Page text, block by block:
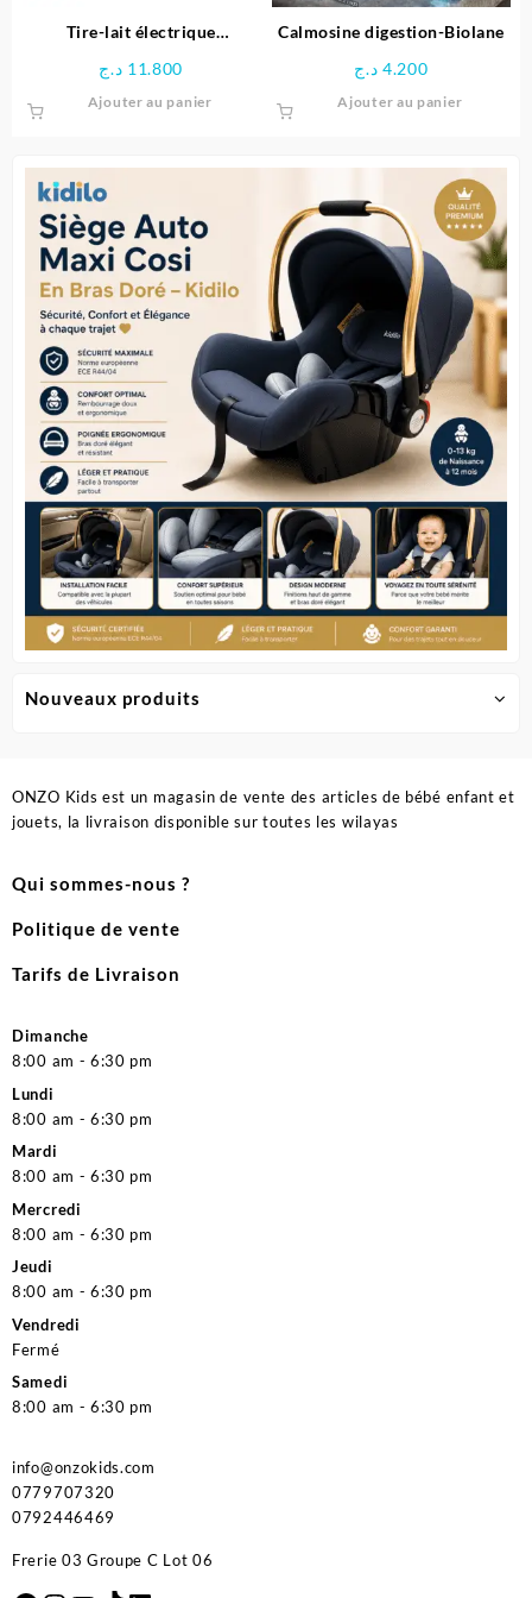
Nouveaux produits
Tire-lait électrique
11.800 د.ج
Ajouter au panier
Calmosine digestion-Biolane
4.200 د.ج
Ajouter au panier
ONZO Kids est un magasin de vente des articles de bébé enfant et
jouets, la livraison disponible sur toutes les wilayas
Qui sommes-nous ?
Politique de vente
Tarifs de Livraison
Dimanche
8:00 am - 6:30 pm
Lundi
8:00 am - 6:30 pm
Mardi
8:00 am - 6:30 pm
Mercredi
8:00 am - 6:30 pm
Jeudi
8:00 am - 6:30 pm
Vendredi
Fermé
Samedi
8:00 am - 6:30 pm
info@onzokids.com
0779707320
0792446469
Frerie 03 Groupe C Lot 06